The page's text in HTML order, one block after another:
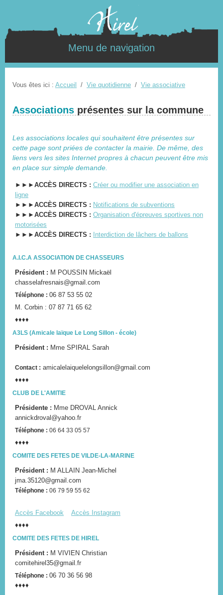
Menu de navigation
Vous êtes ici : Accueil / Vie quotidienne / Vie associative
Associations présentes sur la commune
Les associations locales qui souhaitent être présentes sur
cette page sont priées de contacter la mairie. De même, des
liens vers les sites Internet propres à chacun peuvent être mis
en place sur simple demande.
►►►ACCÈS DIRECTS : Créer ou modifier une association en
ligne
►►►ACCÈS DIRECTS : Notifications de subventions
►►►ACCÈS DIRECTS : Organisation d'épreuves sportives non
motorisées
►►►ACCÈS DIRECTS :
Interdiction de lâchers de ballons
A.I.C.A ASSOCIATION DE CHASSEURS
Président : M POUSSIN Mickaël
chasselafresnais@gmail.com
Téléphone : 06 87 53 55 02
M. Corbin : 07 87 71 65 62
♦♦♦♦
A3LS (Amicale laïque Le Long Sillon - école)
Président : Mme SPIRAL Sarah
Contact : amicalelaiquelelongsillon@gmail.com
♦♦♦♦
CLUB DE L'AMITIE
Présidente : Mme DROVAL Annick
annickdroval@yahoo.fr
Téléphone : 06 64 33 05 57
♦♦♦♦
COMITE DES FETES DE VILDE-LA-MARINE
Président : M ALLAIN Jean-Michel
jma.35120@gmail.com
Téléphone : 06 79 59 55 62
Accès Facebook
Accès Instagram
♦♦♦♦
COMITE DES FETES DE HIREL
Président : M VIVIEN Christian
comitehirel35@gmail.fr
Téléphone : 06 70 36 56 98
♦♦♦♦